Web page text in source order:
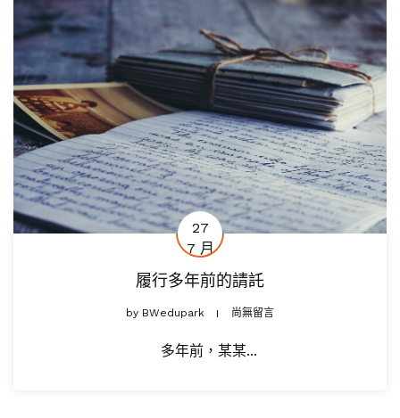
27
7 月
履行多年前的請託
by BWedupark 尚無留言
多年前，某某...